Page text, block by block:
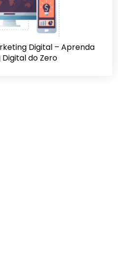
Digital – Aprenda
do Zero